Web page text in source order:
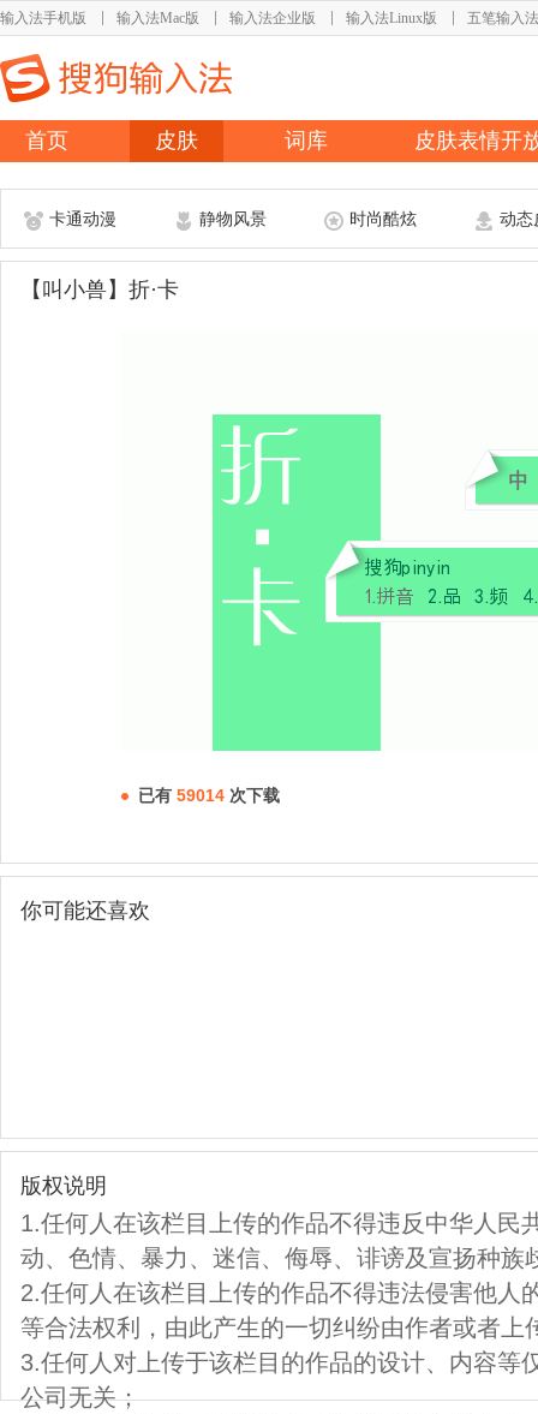
输入法手机版 输入法Mac版 输入法企业版 输入法Linux版 五笔输入法
首页 皮肤 词库 皮肤表情开
卡通动漫 静物风景 时尚酷炫 动态
【叫小兽】折·卡
已有 59014 次下载
你可能还喜欢
版权说明
1.任何人在该栏目上传的作品不得违反中华人民
动、色情、暴力、迷信、侮辱、诽谤及宣扬种族
2.任何人在该栏目上传的作品不得违法侵害他人
等合法权利，由此产生的一切纠纷由作者或者上
3.任何人对上传于该栏目的作品的设计、内容等
公司无关；